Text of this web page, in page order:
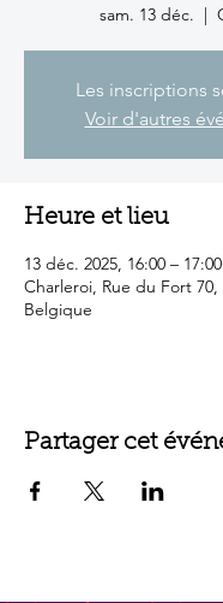
sam. 13 déc.
  |
Les inscriptions
Voir d'autres
Heure et lieu
13 déc. 2025, 16:00 – 17:00
Charleroi, Rue du Fort 70,
Belgique
Partager cet